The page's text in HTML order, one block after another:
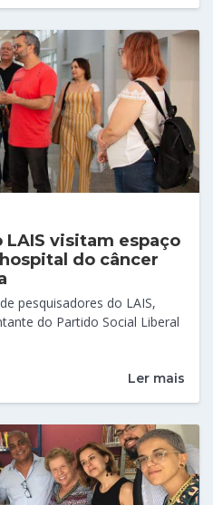
visitam espaço
do câncer
pesquisadores do LAIS,
do Partido Social Liberal
Ler mais